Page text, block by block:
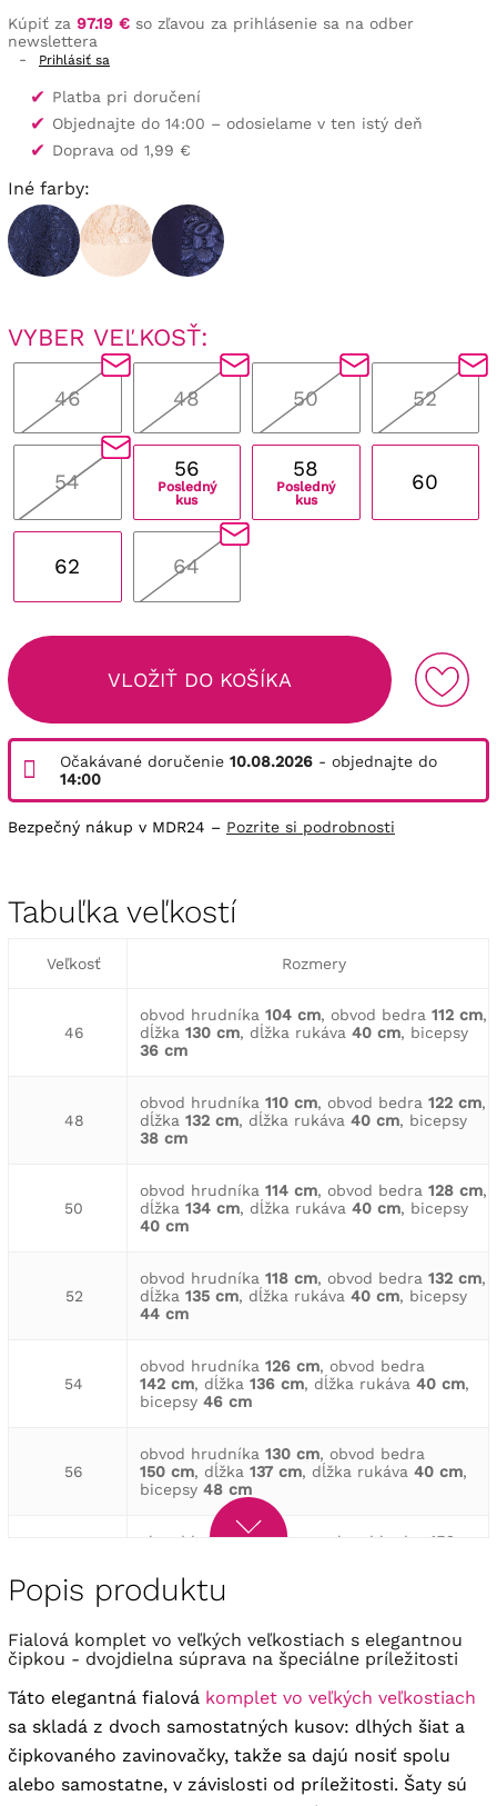
Kúpiť za 97.19 € so zľavou za prihlásenie sa na odber
newslettera
-
Prihlásiť sa
✔ Platba pri doručení
✔ Objednajte do 14:00 – odosielame v ten istý deň
✔ Doprava od 1,99 €
Iné farby:
VYBER VEĽKOSŤ:
46 48 50 52
54
56
Posledný
kus
58
Posledný
kus
60
62 64
VLOŽIŤ DO KOŠÍKA
Očakávané doručenie 10.08.2026 - objednajte do
14:00
Bezpečný nákup v MDR24 – Pozrite si podrobnosti
Tabuľka veľkostí
Veľkosť Rozmery
46
obvod hrudníka 104 cm, obvod bedra 112 cm,
dĺžka 130 cm, dĺžka rukáva 40 cm, bicepsy
36 cm
48
obvod hrudníka 110 cm, obvod bedra 122 cm,
dĺžka 132 cm, dĺžka rukáva 40 cm, bicepsy
38 cm
50
obvod hrudníka 114 cm, obvod bedra 128 cm,
dĺžka 134 cm, dĺžka rukáva 40 cm, bicepsy
40 cm
52
obvod hrudníka 118 cm, obvod bedra 132 cm,
dĺžka 135 cm, dĺžka rukáva 40 cm, bicepsy
44 cm
54
obvod hrudníka 126 cm, obvod bedra
142 cm, dĺžka 136 cm, dĺžka rukáva 40 cm,
bicepsy 46 cm
56
obvod hrudníka 130 cm, obvod bedra
150 cm, dĺžka 137 cm, dĺžka rukáva 40 cm,
bicepsy 48 cm
obvod hrudníka 132 cm , obvod bedra 156 cm
50 cm
60
obvod hrudníka 136 cm
, obvod bedra
160 cm, dĺžka 139 cm, dĺžka rukáva 41 cm
bicepsy 52 cm
62
obvod hrudníka 144 cm
, obvod bedra
164 cm, dĺžka 140 cm, dĺžka rukáva 42 cm
bicepsy 54 cm
Popis produktu
Fialová komplet vo veľkých veľkostiach s elegantnou
čipkou - dvojdielna súprava na špeciálne príležitosti
Táto elegantná fialová komplet vo veľkých veľkostiach
sa skladá z dvoch samostatných kusov: dlhých šiat a
čipkovaného zavinovačky, takže sa dajú nosiť spolu
alebo samostatne, v závislosti od príležitosti. Šaty sú